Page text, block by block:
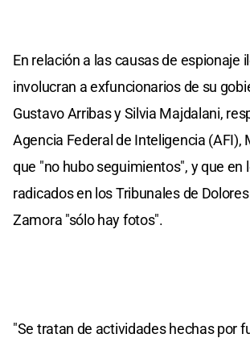
En relación a las causas de espionaje
involucran a exfuncionarios de su
Gustavo Arribas y Silvia Majdalani,
Agencia Federal de Inteligencia (AFI),
que "no hubo seguimientos", y que en
radicados en los Tribunales de
Zamora "sólo hay fotos".
"Se tratan de actividades hechas por